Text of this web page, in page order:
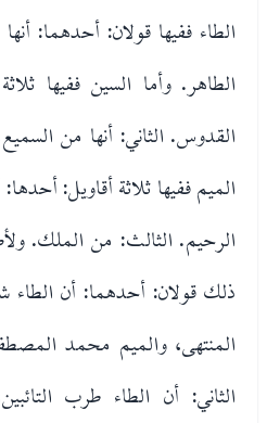
الطاء ففيها قولان: أحدهما:
الطاهر. وأما السين ففيها
القدوس. الثاني: أنها من
الميم ففيها ثلاثة أقاويل:
الرحيم. الثالث: من الملك.
ذلك قولان: أحدهما: أن
المنتهى، والميم محمد
الثاني: أن الطاء طرب